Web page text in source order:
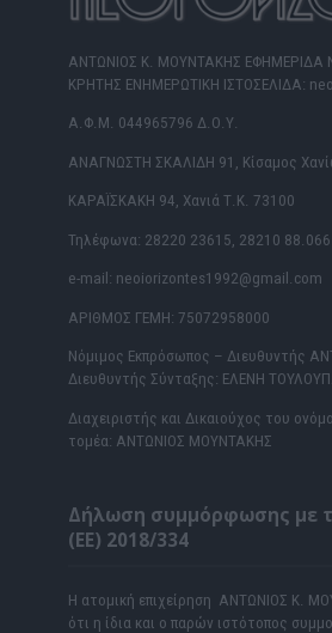
ΑΝΤΩΝΙΟΣ Κ. ΜΟΥΝΤΑΚΗΣ ΕΦΗΜΕΡΙΔΑ
ΚΡΗΤΗΣ ΕΝΗΜΕΡΩΤΙΚΗ ΙΣΤΟΣΕΛΙΔΑ:
Α.Φ.Μ. 044965796 Δ.Ο.Υ.
ΑΝΑΓΝΩΣΤΗ ΣΚΑΛΙΔΗ 91, Κίσαμος
ΚΑΡΑΪΣΚΑΚΗ 94, Χανιά Τ.Κ. 73100
Τηλέφωνα: 28220 23615, 28210 88.066
e-mail: neoiorizontes1992@gmail.com
ΑΡΙΘΜΟΣ ΓΕΜΗ: 75072958000
Νόμιμος Εκπρόσωπος – Διευθυντής
Διευθυντής Σύνταξης: ΕΛΕΝΗ
Διαχειριστής και Δικαιούχος του
τομέα: ΑΝΤΩΝΙΟΣ ΜΟΥΝΤΑΚΗΣ
Δήλωση συμμόρφωσης με
(ΕΕ) 2018/334
Η ατομική επιχείρηση ΑΝΤΩΝΙΟΣ Κ.
ότι η ίδια και ο παρών ιστότοπος